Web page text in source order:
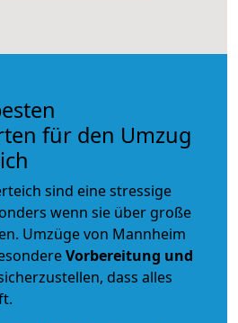
für den Umzug
sind eine stressige
wenn sie über große
Umzüge von Mannheim
Vorbereitung und
dass alles